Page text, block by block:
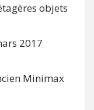
objets
2017
Minimax